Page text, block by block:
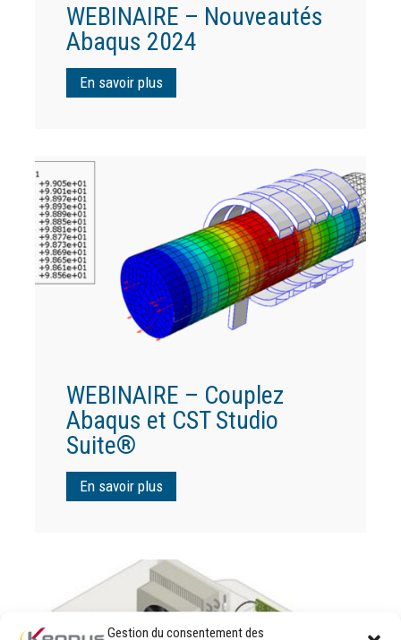
Gestion du consentement des
WEBINAIRE – Nouveautés
Abaqus 2024
En savoir plus
WEBINAIRE – Couplez
Abaqus et CST Studio
Suite®
En savoir plus